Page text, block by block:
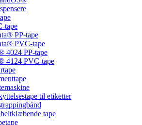
tape
PP-tape
PVC-tape
4024 PP-tape
4124 PVC-tape
til etiketter
tape